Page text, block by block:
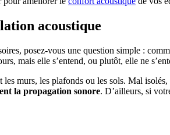
acoustique
posez-vous une question simple :
mais elle s’entend, ou plutôt, elle ne
les murs, les plafonds ou les sols. Mal
la propagation sonore. D’ailleurs, si